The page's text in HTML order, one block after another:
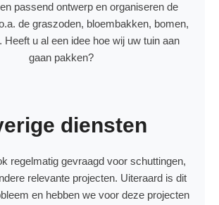
passend ontwerp en organiseren de
de graszoden, bloembakken, bomen,
Heeft u al een idee hoe wij uw tuin aan
gaan pakken?
diensten
regelmatig gevraagd voor schuttingen,
relevante projecten. Uiteraard is dit
en hebben we voor deze projecten